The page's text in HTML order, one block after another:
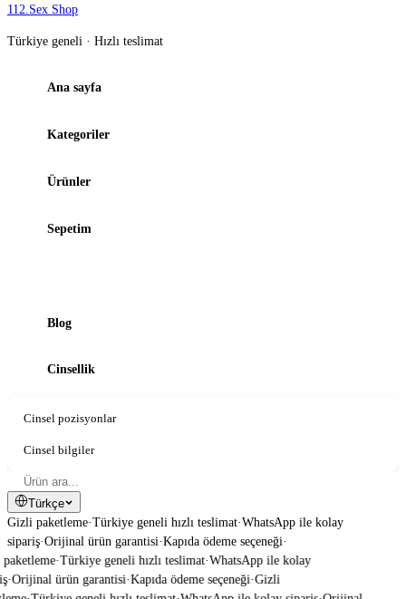
112.Sex Shop
Türkiye geneli · Hızlı teslimat
Ana sayfa
Kategoriler
Ürünler
Sepetim
Blog
Cinsellik
Cinsel pozisyonlar
Cinsel bilgiler
Türkçe
Gizli paketleme·Türkiye geneli hızlı teslimat·WhatsApp ile kolay
sipariş·Orijinal ürün garantisi·Kapıda ödeme seçeneği·
·Türkiye geneli hızlı teslimat·WhatsApp ile kolay
·Orijinal ürün garantisi·Kapıda ödeme seçeneği·Gizli